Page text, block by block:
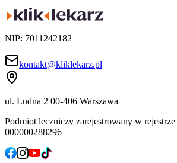
NIP: 7011242182
kontakt@kliklekarz.pl
ul. Ludna 2 00-406 Warszawa
Podmiot leczniczy zarejestrowany w
000000288296